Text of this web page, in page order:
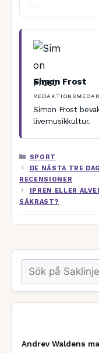
Simon Frost
Simon Frost
livemusikkultur.
KATEGORIER
SPORT
DE NÄSTA TRE
RECENSIONER
IPREN ELLER
SÄKRAST?
Sök
Andrev Waldens